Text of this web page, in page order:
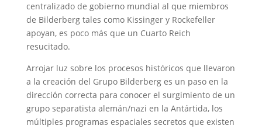
centralizado de gobierno mundial al que miembros
de Bilderberg tales como Kissinger y Rockefeller
apoyan, es poco más que un Cuarto Reich
resucitado.
Arrojar luz sobre los procesos históricos que llevaron
a la creación del Grupo Bilderberg es un paso en la
dirección correcta para conocer el surgimiento de un
grupo separatista alemán/nazi en la Antártida, los
múltiples programas espaciales secretos que existen